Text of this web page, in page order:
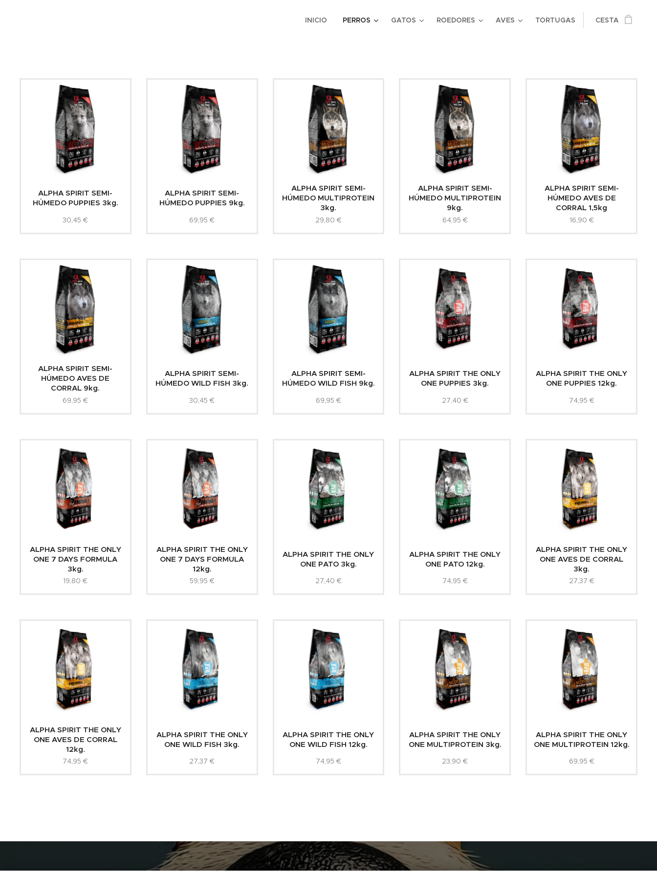
INICIO PERROS GATOS ROEDORES AVES TORTUGAS CESTA
ALPHA SPIRIT SEMI-
HÚMEDO PUPPIES 3kg.
30,45 €
ALPHA SPIRIT SEMI-
HÚMEDO PUPPIES 9kg.
69,95 €
ALPHA SPIRIT SEMI-
HÚMEDO MULTIPROTEIN
3kg.
29,80 €
ALPHA SPIRIT SEMI-
HÚMEDO MULTIPROTEIN
9kg.
64,95 €
ALPHA SPIRIT SEMI-
HÚMEDO AVES DE
CORRAL 1,5kg
16,90 €
ALPHA SPIRIT SEMI-
HÚMEDO AVES DE
CORRAL 9kg.
69,95 €
ALPHA SPIRIT SEMI-
HÚMEDO WILD FISH 3kg.
30,45 €
ALPHA SPIRIT SEMI-
HÚMEDO WILD FISH 9kg.
69,95 €
ALPHA SPIRIT THE ONLY
ONE PUPPIES 3kg.
27,40 €
ALPHA SPIRIT THE ONLY
ONE PUPPIES 12kg.
74,95 €
ALPHA SPIRIT THE ONLY
ONE 7 DAYS FORMULA
3kg.
19,80 €
ALPHA SPIRIT THE ONLY
ONE 7 DAYS FORMULA
12kg.
59,95 €
ALPHA SPIRIT THE ONLY
ONE PATO 3kg.
27,40 €
ALPHA SPIRIT THE ONLY
ONE PATO 12kg.
74,95 €
ALPHA SPIRIT THE ONLY
ONE AVES DE CORRAL
3kg.
27,37 €
ALPHA SPIRIT THE ONLY
ONE AVES DE CORRAL
12kg.
74,95 €
ALPHA SPIRIT THE ONLY
ONE WILD FISH 3kg.
27,37 €
ALPHA SPIRIT THE ONLY
ONE WILD FISH 12kg.
74,95 €
ALPHA SPIRIT THE ONLY
ONE MULTIPROTEIN 3kg.
23,90 €
ALPHA SPIRIT THE ONLY
ONE MULTIPROTEIN 12kg.
69,95 €